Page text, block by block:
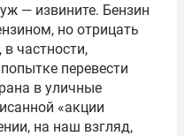
— извините. Бензин
но отрицать
частности,
перевести
в уличные
«акции
на наш взгляд,